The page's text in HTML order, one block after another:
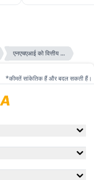
एनएचएआई को वित्तीय ...
*कीमतें सांकेतिक हैं और बदल सकती हैं।